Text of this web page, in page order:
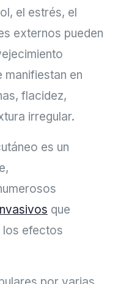
el estrés, el
externos pueden
manifiestan en
flacidez,
irregular.
es un
que
los efectos